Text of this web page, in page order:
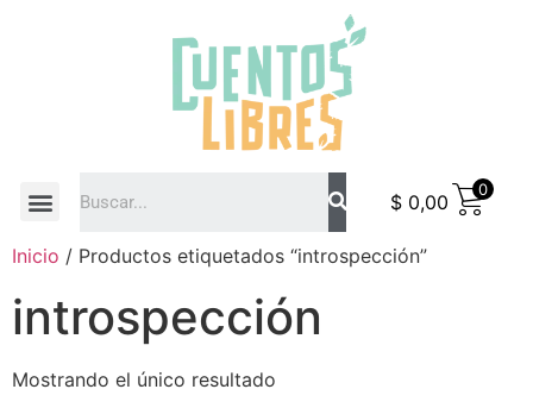
$ 0,00
0
Inicio / Productos etiquetados “introspección”
introspección
Mostrando el único resultado